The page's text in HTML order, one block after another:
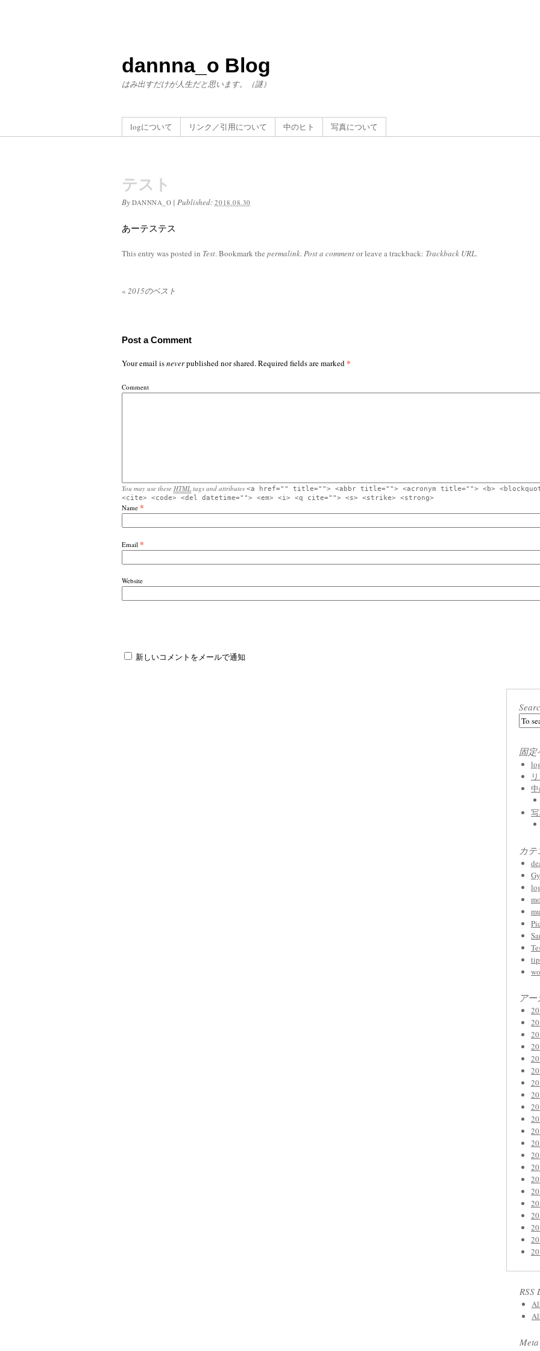
dannna_o Blog
はみ出すだけが人生だと思います。（謎）
logについて リンク／引用について 中のヒト 写真について
テスト
By DANNNA_O |Published:2018.08.30
あーテステス
This entry was posted in Test. Bookmark the permalink.Post a commentor leave a trackback: Trackback URL.
« 2015のベスト
Post a Comment
Your email isneverpublished nor shared. Required fields are marked*
Comment
You may use these HTML tags and attributes <a href="" title=""> <abbr title=""> <acronym title=""> <b>
<cite> <code> <del datetime=""> <em> <i> <q cite=""> <s> <strike> <strong>
Name *
Email *
Website
新しいコメントをメールで通知
固定
カ
ア
RSS
Meta